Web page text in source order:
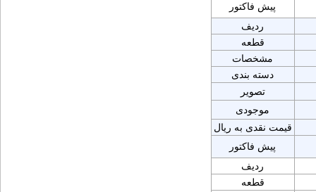
پیش فاکتور
ردیف
قطعه
مشخصات
دسته بندی
تصویر
موجودی
قیمت نقدی به ریال
پیش فاکتور
ردیف
قطعه